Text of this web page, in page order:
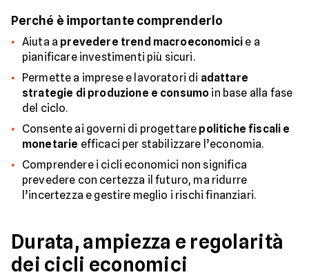
Perché è importante comprenderlo
Aiuta a prevedere trend macroeconomici e a
pianificare investimenti più sicuri.
Permette a imprese e lavoratori di adattare
strategie di produzione e consumo in base alla fase
del ciclo.
Consente ai governi di progettare politiche fiscali e
monetarie efficaci per stabilizzare l’economia.
Comprendere i cicli economici non significa
prevedere con certezza il futuro, ma ridurre
l’incertezza e gestire meglio i rischi finanziari.
Durata, ampiezza e regolarità
dei cicli economici